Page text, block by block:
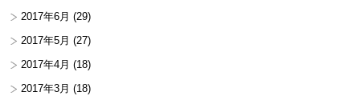
2017年6月 (29)
2017年5月 (27)
2017年4月 (18)
2017年3月 (18)